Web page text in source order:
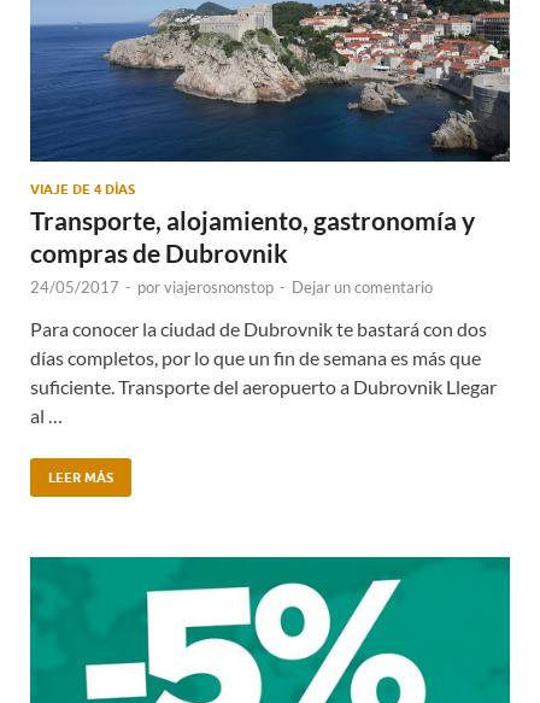
VIAJE DE 4 DÍAS
Transporte, alojamiento, gastronomía y
compras de Dubrovnik
24/05/2017 - porviajerosnonstop - Dejar un comentario
Para conocer la ciudad de Dubrovnik te bastará con dos
días completos, por lo que un fin de semana es más que
suficiente. Transporte del aeropuerto a Dubrovnik Llegar
al …
LEER MÁS